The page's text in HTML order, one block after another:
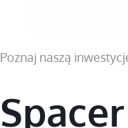
Poznaj naszą